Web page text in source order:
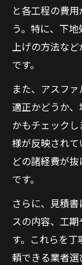
と各工程の費
う。特に、下
上げの方法な
です。
また、アスフ
適正かどうか
かもチェック
様が反映され
どの諸経費が
です。
さらに、見積
スの内容、工
す。これらを
頼できる業者選